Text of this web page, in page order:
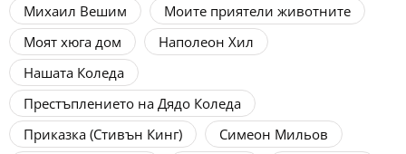
Михаил Вешим
Моите приятели животните
Моят хюга дом
Наполеон Хил
Нашата Коледа
Престъплението на Дядо Коледа
Приказка (Стивън Кинг)
Симеон Мильов